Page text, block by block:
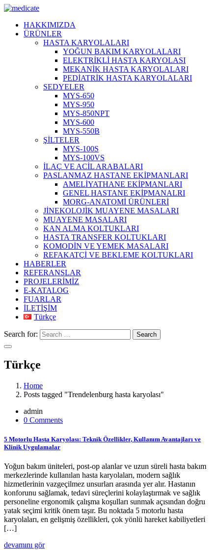
HAKKIMIZDA
ÜRÜNLER
HASTA KARYOLALARI
YOĞUN BAKIM KARYOLALARI
ELEKTRİKLİ HASTA KARYOLASI
MEKANİK HASTA KARYOLALARI
PEDİATRİK HASTA KARYOLALARI
SEDYELER
MYS-650
MYS-950
MYS-850NPT
MYS-600
MYS-550B
ŞİLTELER
MYS-100S
MYS-100VS
İLAÇ VE ACİL ARABALARI
PASLANMAZ HASTANE EKİPMANLARI
AMELİYATHANE EKİPMANLARI
GENEL HASTANE EKİPMANALRI
MORG-ANATOMİ ÜRÜNLERİ
JİNEKOLOJİK MUAYENE MASALARI
MUAYENE MASALARI
KAN ALMA KOLTUKLARI
HASTA TRANSFER KOLTUKLARI
KOMODİN VE YEMEK MASALARI
REFAKATÇİ VE BEKLEME KOLTUKLARI
HABERLER
REFERANSLAR
PROJELERİMİZ
E-KATALOG
FUARLAR
İLETİŞİM
Türkçe
Search for: Search
Türkçe
Home
Posts tagged "Trendelenburg hasta karyolası"
admin
0 Comments
5 Motorlu Hasta Karyolası: Teknik Özellikler, Kullanım Avantajları ve
Klinik Uygulamalar
Yoğun bakım üniteleri, post-op alanlar ve uzun süreli hasta bakım
merkezlerinde kullanılan hasta karyolaları, modern sağlık
hizmetlerinin vazgeçilmez unsurları arasında yer alır. Hastanın
konforunu sağlamak, tedavi süreçlerini kolaylaştırmak ve sağlık
personeline ergonomik çalışma koşulları sunmak açısından doğru
yatak seçimi kritik önem taşır. Bu noktada 5 motorlu hasta
karyolaları, en gelişmiş özellikleri, çok yönlü hareket kabiliyetleri
[…]
devamını gör